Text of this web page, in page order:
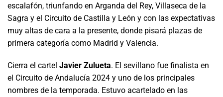
escalafón, triunfando en Arganda del Rey, Villaseca de la
Sagra y el Circuito de Castilla y León y con las expectativas
muy altas de cara a la presente, donde pisará plazas de
primera categoría como Madrid y Valencia.
Cierra el cartel Javier Zulueta. El sevillano fue finalista en
el Circuito de Andalucía 2024 y uno de los principales
nombres de la temporada. Estuvo acartelado en las